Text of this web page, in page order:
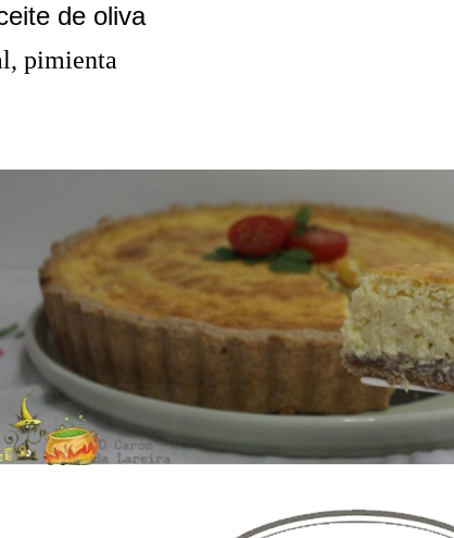
de oliva
pimienta